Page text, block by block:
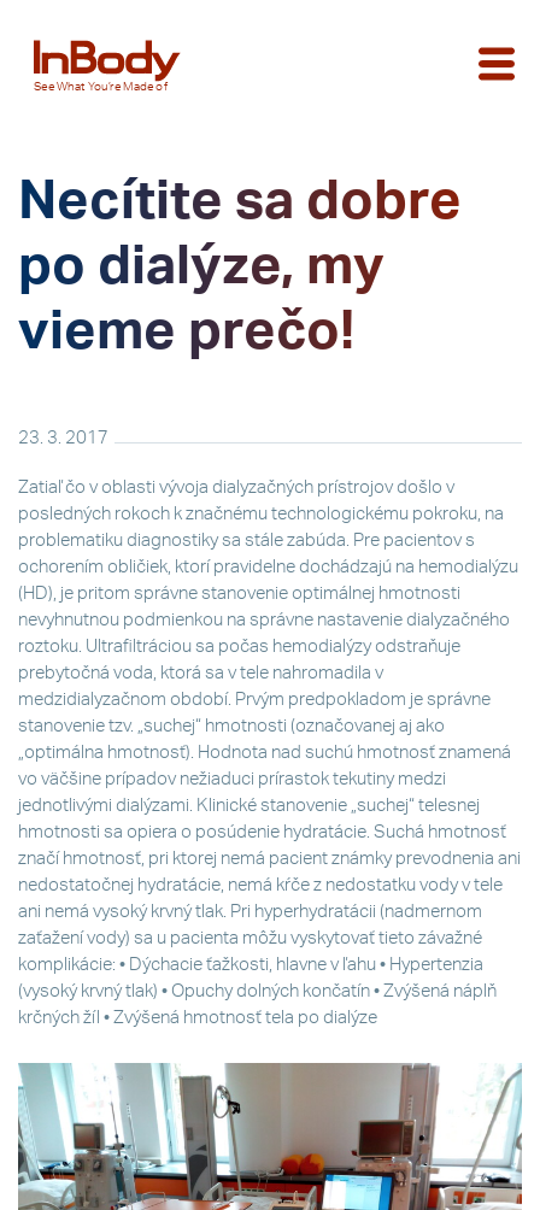
See What You’re Made of
Necítite sa dobre
po dialýze, my
vieme prečo!
23. 3. 2017
Zatiaľ čo v oblasti vývoja dialyzačných prístrojov došlo v
posledných rokoch k značnému technologickému pokroku, na
problematiku diagnostiky sa stále zabúda. Pre pacientov s
ochorením obličiek, ktorí pravidelne dochádzajú na hemodialýzu
(HD), je pritom správne stanovenie optimálnej hmotnosti
nevyhnutnou podmienkou na správne nastavenie dialyzačného
roztoku. Ultrafiltráciou sa počas hemodialýzy odstraňuje
prebytočná voda, ktorá sa v tele nahromadila v
medzidialyzačnom období. Prvým predpokladom je správne
stanovenie tzv. „suchej“ hmotnosti (označovanej aj ako
„optimálna hmotnosť). Hodnota nad suchú hmotnosť znamená
vo väčšine prípadov nežiaduci prírastok tekutiny medzi
jednotlivými dialýzami. Klinické stanovenie „suchej“ telesnej
hmotnosti sa opiera o posúdenie hydratácie. Suchá hmotnosť
značí hmotnosť, pri ktorej nemá pacient známky prevodnenia ani
nedostatočnej hydratácie, nemá kŕče z nedostatku vody v tele
ani nemá vysoký krvný tlak. Pri hyperhydratácii (nadmernom
zaťažení vody) sa u pacienta môžu vyskytovať tieto závažné
komplikácie: • Dýchacie ťažkosti, hlavne v ľahu • Hypertenzia
(vysoký krvný tlak) • Opuchy dolných končatín • Zvýšená náplň
krčných žíl • Zvýšená hmotnosť tela po dialýze